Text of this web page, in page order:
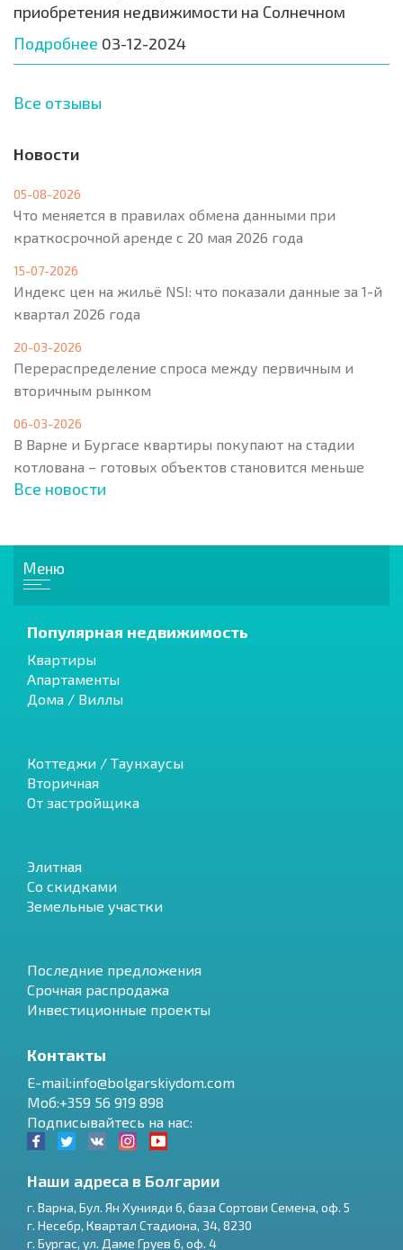
приобретения недвижимости на Солнечном
Подробнее 03-12-2024
Все отзывы
Новости
05-08-2026
Что меняется в правилах обмена данными при
краткосрочной аренде с 20 мая 2026 года
15-07-2026
Индекс цен на жильё NSI: что показали данные за 1-й
квартал 2026 года
20-03-2026
Перераспределение спроса между первичным и
вторичным рынком
06-03-2026
В Варне и Бургасе квартиры покупают на стадии
котлована – готовых объектов становится меньше
Все новости
Меню
Популярная недвижимость
Квартиры
Апартаменты
Дома / Виллы
Коттеджи / Таунхаусы
Вторичная
От застройщика
Элитная
Со скидками
Земельные участки
Последние предложения
Срочная распродажа
Инвестиционные проекты
Контакты
E-mail:info@bolgarskiydom.com
Моб:+359 56 919 898
Подписывайтесь на нас:
Наши адреса в Болгарии
г. Варна, Бул. Ян Хунияди 6, база Сортови Семена, оф. 5
г. Несебр, Квартал Стадиона, 34, 8230
г. Бургас, ул. Даме Груев 6, оф. 4